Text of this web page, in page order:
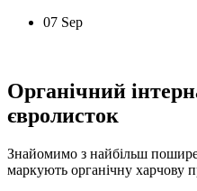
07 Sep
Органічний
євролисток
Знайомимо з найбільш
маркують органічну харчову